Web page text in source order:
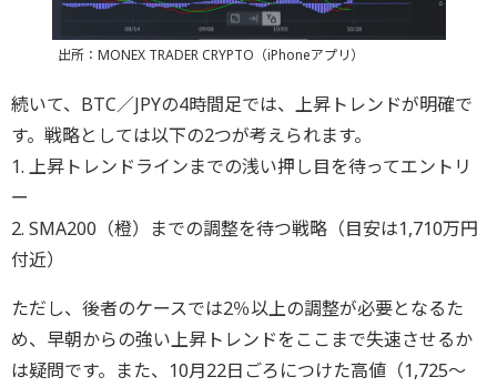
出所：MONEX TRADER CRYPTO（iPhoneアプリ）
続いて、BTC／JPYの4時間足では、上昇トレンドが明確で
す。戦略としては以下の2つが考えられます。
1. 上昇トレンドラインまでの浅い押し目を待ってエントリ
ー
2. SMA200（橙）までの調整を待つ戦略（目安は1,710万円
付近）
ただし、後者のケースでは2％以上の調整が必要となるた
め、早朝からの強い上昇トレンドをここまで失速させるか
は疑問です。また、10月22日ごろにつけた高値（1,725～